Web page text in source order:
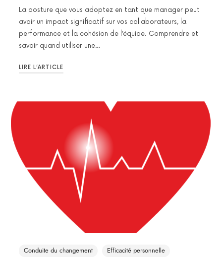
La posture que vous adoptez en tant que manager peut
avoir un impact significatif sur vos collaborateurs, la
performance et la cohésion de l’équipe. Comprendre et
savoir quand utiliser une…
LIRE L’ARTICLE
Conduite du changement
Efficacité personnelle